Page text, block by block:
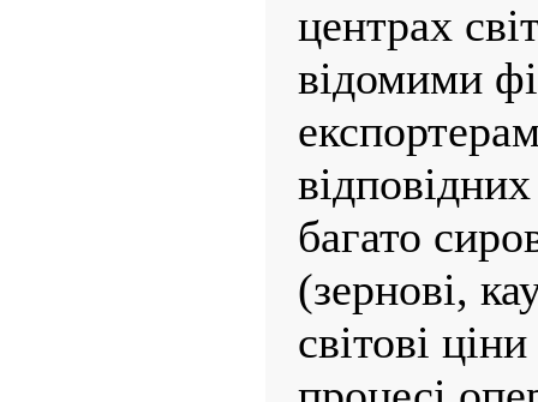
центрах
відомими
багато
(зернові,
світові